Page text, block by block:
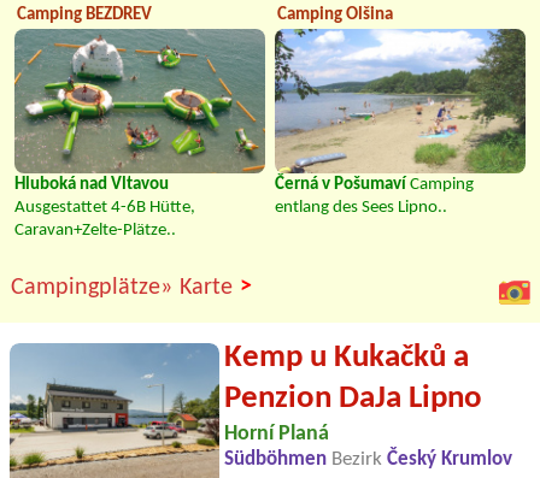
Camping BEZDREV
Hluboká nad Vltavou
Ausgestattet 4-6B Hütte,
Caravan+Zelte-Plätze..
Camping Olšina
Černá v Pošumaví Camping
entlang des Sees Lipno..
Campingplätze» Karte >
Kemp u Kukačků a
Penzion DaJa Lipno
Horní Planá
Südböhmen Bezirk Český Krumlov